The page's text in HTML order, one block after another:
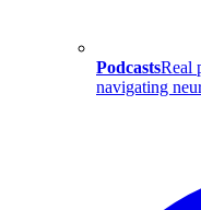
PodcastsReal
navigating